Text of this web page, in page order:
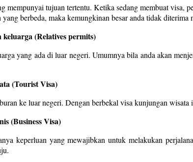
mempunyai tujuan tertentu. Ketika sedang membuat
berbeda, maka kemungkinan besar anda tidak
(Relatives permits)
yang ada di luar negeri. Umumnya bila anda akan
(Tourist Visa)
ke luar negeri. Dengan berbekal visa kunjungan
(Business Visa)
keperluan yang mewajibkan untuk melakukan